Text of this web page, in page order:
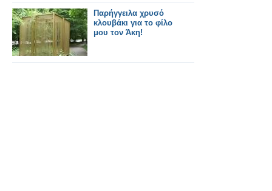
Παρήγγειλα χρυσό
κλουβάκι για το φίλο
μου τον Άκη!